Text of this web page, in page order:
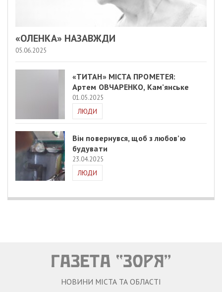
«ОЛЕНКА» НАЗАВЖДИ
05.06.2025
«ТИТАН» МІСТА ПРОМЕТЕЯ:
Артем ОВЧАРЕНКО, Кам’янське
01.05.2025
ЛЮДИ
Він повернувся, щоб з любов’ю
будувати
23.04.2025
ЛЮДИ
НОВИНИ МІСТА ТА ОБЛАСТІ